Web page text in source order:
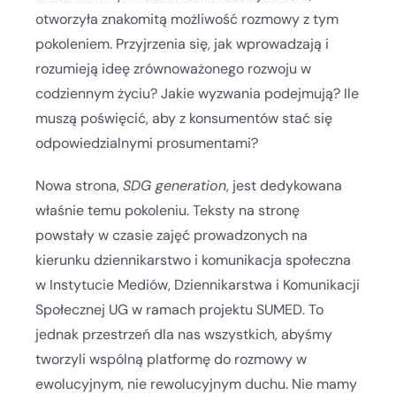
otworzyła znakomitą możliwość rozmowy z tym
pokoleniem. Przyjrzenia się, jak wprowadzają i
rozumieją ideę zrównoważonego rozwoju w
codziennym życiu? Jakie wyzwania podejmują? Ile
muszą poświęcić, aby z konsumentów stać się
odpowiedzialnymi prosumentami?
Nowa strona,SDG generation, jest dedykowana
właśnie temu pokoleniu. Teksty na stronę
powstały w czasie zajęć prowadzonych na
kierunku dziennikarstwo i komunikacja społeczna
w Instytucie Mediów, Dziennikarstwa i Komunikacji
Społecznej UG w ramach projektu SUMED. To
jednak przestrzeń dla nas wszystkich, abyśmy
tworzyli wspólną platformę do rozmowy w
ewolucyjnym, nie rewolucyjnym duchu. Nie mamy